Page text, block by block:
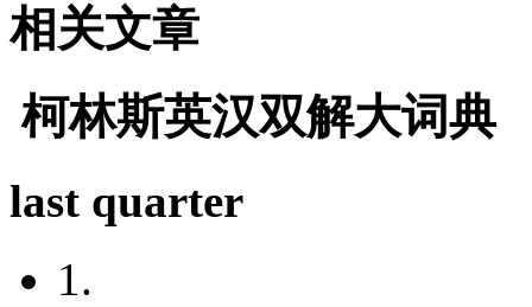
相关文章
柯林斯英汉双解大词典
last quarter
1.